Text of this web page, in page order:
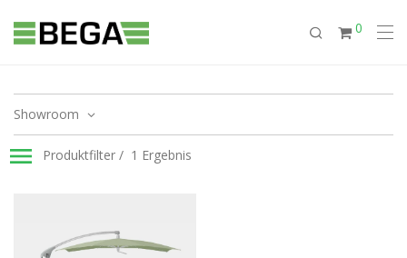
0
Showroom
Produktfilter 1 Ergebnis